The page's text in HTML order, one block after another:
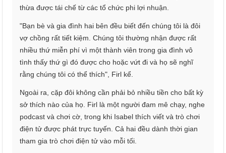
thừa được tái chế từ các tổ chức phi lợi nhuận.
"Bạn bè và gia đình hai bên đều biết đến chúng tôi là đôi
vợ chồng rất tiết kiệm. Chúng tôi thường nhận được rất
nhiều thứ miễn phí vì một thành viên trong gia đình vô
tình thấy thứ gì đó được cho hoặc vứt đi và họ sẽ nghĩ
rằng chúng tôi có thể thích", Firl kể.
Ngoài ra, cặp đôi không cần phải bỏ nhiều tiền cho bất kỳ
sở thích nào của họ. Firl là một người đam mê chạy, nghe
podcast và chơi cờ, trong khi Isabel thích viết và trò chơi
điện tử được phát trực tuyến. Cả hai đều dành thời gian
tham gia trò chơi điện tử vào mỗi tối.